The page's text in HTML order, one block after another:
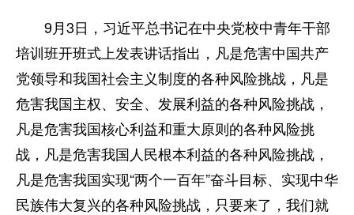
9月3日，习近平总书记在中央党校中青年干部
培训班开班式上发表讲话指出，凡是危害中国共产
党领导和我国社会主义制度的各种风险挑战，凡是
危害我国主权、安全、发展利益的各种风险挑战，
凡是危害我国核心利益和重大原则的各种风险挑
战，凡是危害我国人民根本利益的各种风险挑战，
凡是危害我国实现“两个一百年”奋斗目标、实现中华
民族伟大复兴的各种风险挑战，只要来了，我们就